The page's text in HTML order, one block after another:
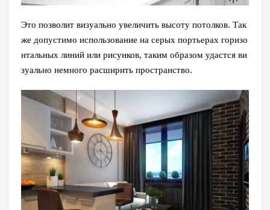
Это позволит визуально увеличить высоту потолков. Так
же допустимо использование на серых портьерах горизо
нтальных линий или рисунков, таким образом удастся ви
зуально немного расширить пространство.